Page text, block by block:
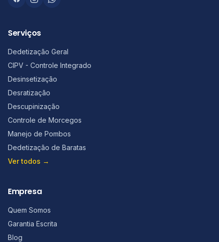
Serviços
Dedetização Geral
CIPV - Controle Integrado
Desinsetização
Desratização
Descupinização
Controle de Morcegos
Manejo de Pombos
Dedetização de Baratas
Ver todos →
Empresa
Quem Somos
Garantia Escrita
Blog